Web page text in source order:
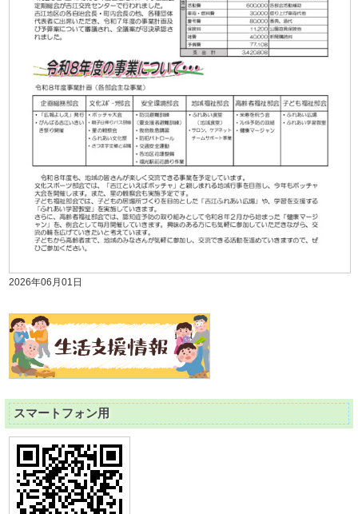
2026年06月01日
スマートフォン用